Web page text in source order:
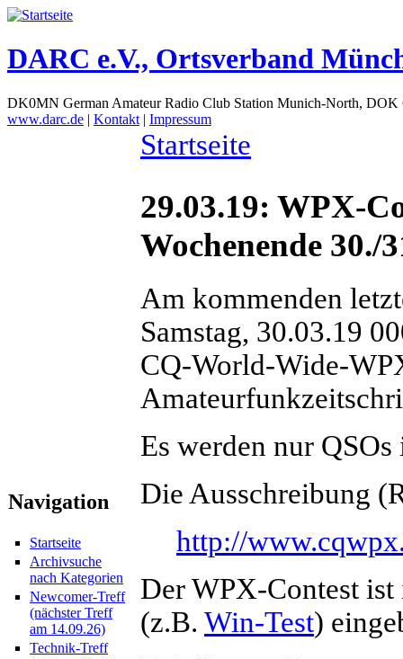
DARC e.V., Ortsverband
DK0MN German Amateur Radio Club Station Munich-North,
www.darc.de | Kontakt | Impressum
Navigation
Startseite
Archivsuche
nach Kategorien
Newcomer-Treff
(nächster Treff
am 14.09.26)
Technik-Treff
Startseite
29.03.19: WPX-
Wochenende 30./
Am kommenden
Samstag, 30.03.19
CQ-World-Wide-
Es werden nur
Die Ausschreibung
http://
Der WPX-Contest
(z.B. Win-Test)